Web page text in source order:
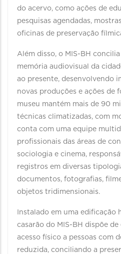
do acervo, como ações de
pesquisas agendadas,
oficinas de preservação
Além disso, o MIS-BH
memória audiovisual da
ao presente, desenvolvendo
novas produções e ações de
museu mantém mais de 90
técnicas climatizadas, com
conta com uma equipe
profissionais das áreas de
sociologia e cinema,
registros em diversas
documentos, fotografias,
objetos tridimensionais.
Instalado em uma edificação
casarão do MIS-BH dispõe
acesso físico a pessoas com
reduzida, conciliando a